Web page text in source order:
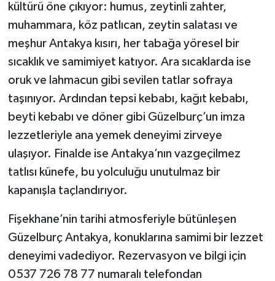
kültürü öne çıkıyor: humus, zeytinli zahter,
muhammara, köz patlıcan, zeytin salatası ve
meşhur Antakya kısırı, her tabağa yöresel bir
sıcaklık ve samimiyet katıyor. Ara sıcaklarda ise
oruk ve lahmacun gibi sevilen tatlar sofraya
taşınıyor. Ardından tepsi kebabı, kağıt kebabı,
beyti kebabı ve döner gibi Güzelburç’un imza
lezzetleriyle ana yemek deneyimi zirveye
ulaşıyor. Finalde ise Antakya’nın vazgeçilmez
tatlısı künefe, bu yolculuğu unutulmaz bir
kapanışla taçlandırıyor.
Fişekhane’nin tarihi atmosferiyle bütünleşen
Güzelburç Antakya, konuklarına samimi bir lezzet
deneyimi vadediyor. Rezervasyon ve bilgi için
0537 726 78 77 numaralı telefondan